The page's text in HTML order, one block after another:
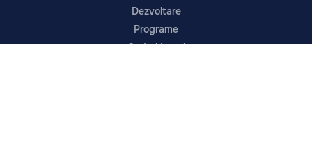
Dezvoltare
Programe
Cadrul Legal